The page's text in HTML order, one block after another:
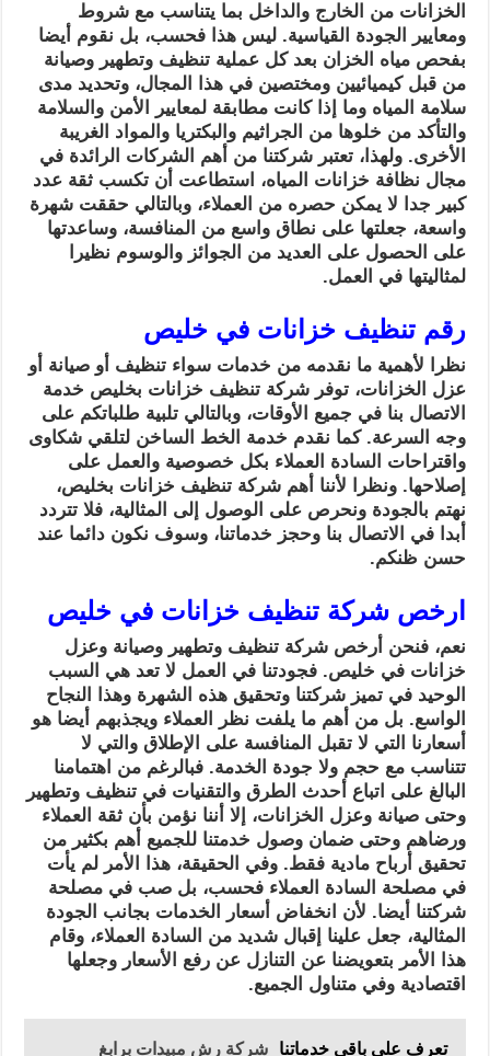
الخزانات من الخارج والداخل بما يتناسب مع شروط
ومعايير الجودة القياسية. ليس هذا فحسب، بل نقوم أيضا
بفحص مياه الخزان بعد كل عملية تنظيف وتطهير وصيانة
من قبل كيميائيين ومختصين في هذا المجال، وتحديد مدى
سلامة المياه وما إذا كانت مطابقة لمعايير الأمن والسلامة
والتأكد من خلوها من الجراثيم والبكتريا والمواد الغريبة
الأخرى. ولهذا، تعتبر شركتنا من أهم الشركات الرائدة في
مجال نظافة خزانات المياه، استطاعت أن تكسب ثقة عدد
كبير جدا لا يمكن حصره من العملاء، وبالتالي حققت شهرة
واسعة، جعلتها على نطاق واسع من المنافسة، وساعدتها
على الحصول على العديد من الجوائز والوسوم نظيرا
لمثاليتها في العمل.
رقم تنظيف خزانات في خليص
نظرا لأهمية ما نقدمه من خدمات سواء تنظيف أو صيانة أو
عزل الخزانات، توفر شركة تنظيف خزانات بخليص خدمة
الاتصال بنا في جميع الأوقات، وبالتالي تلبية طلباتكم على
وجه السرعة. كما نقدم خدمة الخط الساخن لتلقي شكاوى
واقتراحات السادة العملاء بكل خصوصية والعمل على
إصلاحها. ونظرا لأننا أهم شركة تنظيف خزانات بخليص،
نهتم بالجودة ونحرص على الوصول إلى المثالية، فلا تتردد
أبدا في الاتصال بنا وحجز خدماتنا، وسوف نكون دائما عند
حسن ظنكم.
ارخص شركة تنظيف خزانات في خليص
نعم، فنحن أرخص شركة تنظيف وتطهير وصيانة وعزل
خزانات في خليص. فجودتنا في العمل لا تعد هي السبب
الوحيد في تميز شركتنا وتحقيق هذه الشهرة وهذا النجاح
الواسع. بل من أهم ما يلفت نظر العملاء ويجذبهم أيضا هو
أسعارنا التي لا تقبل المنافسة على الإطلاق والتي لا
تتناسب مع حجم ولا جودة الخدمة. فبالرغم من اهتمامنا
البالغ على اتباع أحدث الطرق والتقنيات في تنظيف وتطهير
وحتى صيانة وعزل الخزانات، إلا أننا نؤمن بأن ثقة العملاء
ورضاهم وحتى ضمان وصول خدمتنا للجميع أهم بكثير من
تحقيق أرباح مادية فقط. وفي الحقيقة، هذا الأمر لم يأت
في مصلحة السادة العملاء فحسب، بل صب في مصلحة
شركتنا أيضا. لأن انخفاض أسعار الخدمات بجانب الجودة
المثالية، جعل علينا إقبال شديد من السادة العملاء، وقام
هذا الأمر بتعويضنا عن التنازل عن رفع الأسعار وجعلها
اقتصادية وفي متناول الجميع.
تعرف على باقي خدماتنا شركة رش مبيدات برابغ